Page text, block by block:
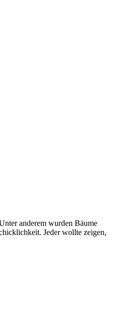
anderem wurden Bäume
Jeder wollte zeigen,